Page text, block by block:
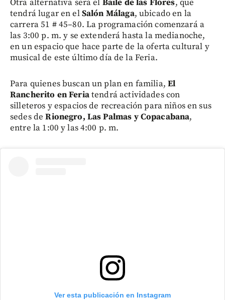
Otra alternativa será el Baile de las Flores, que
tendrá lugar en elSalón Málaga, ubicado en la
carrera 51 # 45–80. La programación comenzará a
las 3:00 p. m. y se extenderá hasta la medianoche,
en un espacio que hace parte de la oferta cultural y
musical de este último día de la Feria.
Para quienes buscan un plan en familia, El
Rancherito en Feriatendrá actividades con
silleteros y espacios de recreación para niños en sus
sedes deRionegro, Las Palmas y Copacabana,
entre la 1:00 y las 4:00 p. m.
Ver esta publicación en Instagram